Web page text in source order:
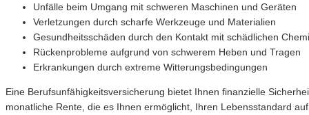
Unfälle beim Umgang mit schweren Maschinen und Geräten
Verletzungen durch scharfe Werkzeuge und Materialien
Gesundheitsschäden durch den Kontakt mit schädlichen
Rückenprobleme aufgrund von schwerem Heben und Tragen
Erkrankungen durch extreme Witterungsbedingungen
Eine Berufsunfähigkeitsversicherung bietet Ihnen finanzielle
monatliche Rente, die es Ihnen ermöglicht, Ihren Lebensstandard